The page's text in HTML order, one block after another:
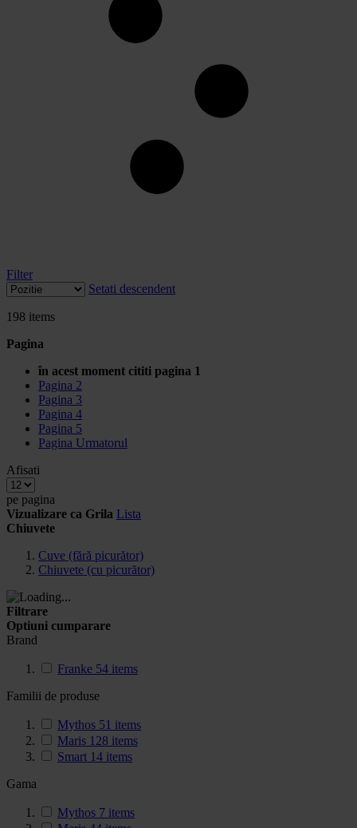
Filter
Setati descendent
198 items
Pagina
în acest moment cititi pagina 1
Pagina 2
Pagina 3
Pagina 4
Pagina 5
Pagina Urmatorul
Afisati
pe pagina
Vizualizare ca Grila Lista
Chiuvete
Cuve (fără picurător)
Chiuvete (cu picurător)
Filtrare
Optiuni cumparare
Brand
Franke 54 items
Familii de produse
Mythos 51 items
Maris 128 items
Smart 14 items
Gama
Mythos 7 items